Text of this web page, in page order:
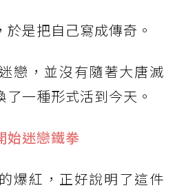
是把自己寫成傳奇。
戀，並沒有隨著大唐滅
一種形式活到今天。
始迷戀鐵拳
爆紅，正好說明了這件